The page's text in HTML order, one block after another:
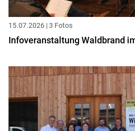
15.07.2026 | 3 Fotos
Infoveranstaltung Waldbrand